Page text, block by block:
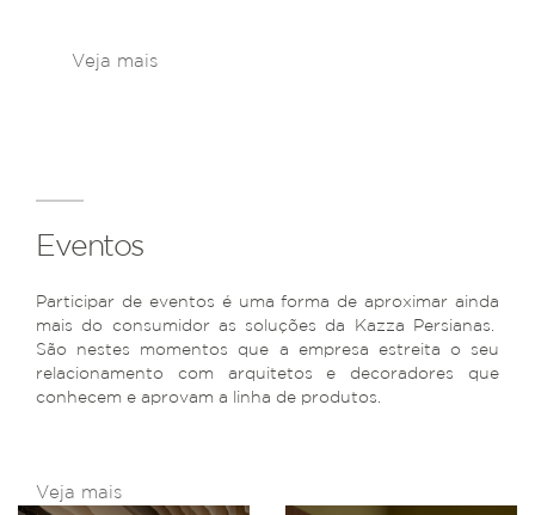
Veja mais
Eventos
Participar de eventos é uma forma de aproximar ainda
mais do consumidor as soluções da Kazza Persianas.
São nestes momentos que a empresa estreita o seu
relacionamento com arquitetos e decoradores que
conhecem e aprovam a linha de produtos.
Veja mais